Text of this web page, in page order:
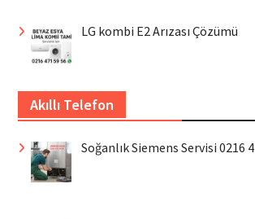
LG kombi E2 Arızası Çözümü
Akıllı Telefon
Soğanlık Siemens Servisi 0216